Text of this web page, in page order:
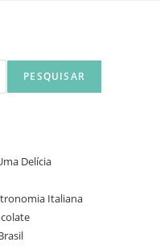
PESQUISAR
Delícia
Italiana